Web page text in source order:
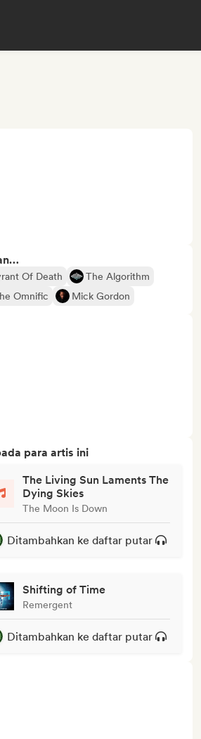
Of Death
The Algorithm
Omnific Mick Gordon
para artis ini
The Living Sun Laments The
Dying Skies
The Moon Is Down
Ditambahkan ke daftar putar
Shifting of Time
Remergent
Ditambahkan ke daftar putar